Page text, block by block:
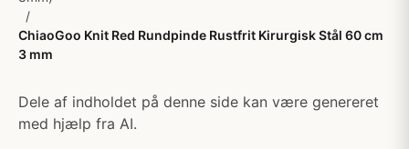
/
ChiaoGoo Knit Red Rundpinde Rustfrit Kirurgisk Stål 60 cm
3 mm
Dele af indholdet på denne side kan være genereret
med hjælp fra AI.